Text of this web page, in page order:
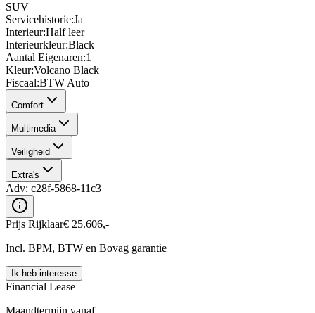
SUV
Servicehistorie:Ja
Interieur:Half leer
Interieurkleur:Black
Aantal Eigenaren:1
Kleur:Volcano Black
Fiscaal:BTW Auto
Comfort
Multimedia
Veiligheid
Extra's
Adv: c28f-5868-11c3
Prijs Rijklaar€ 25.606,-
Incl. BPM, BTW en Bovag garantie
Ik heb interesse
Financial Lease